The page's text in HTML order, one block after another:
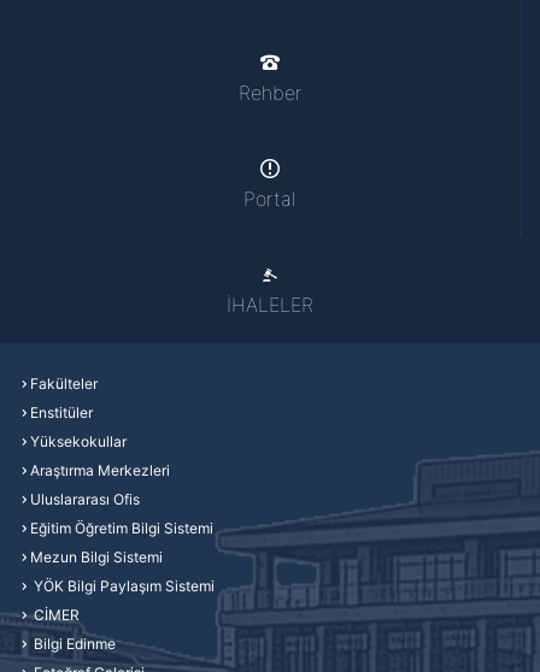
Rehber
Portal
İHALELER
Fakülteler
Enstitüler
Yüksekokullar
Araştırma Merkezleri
Uluslararası Ofis
Eğitim Öğretim Bilgi Sistemi
Mezun Bilgi Sistemi
YÖK Bilgi Paylaşım Sistemi
CİMER
Bilgi Edinme